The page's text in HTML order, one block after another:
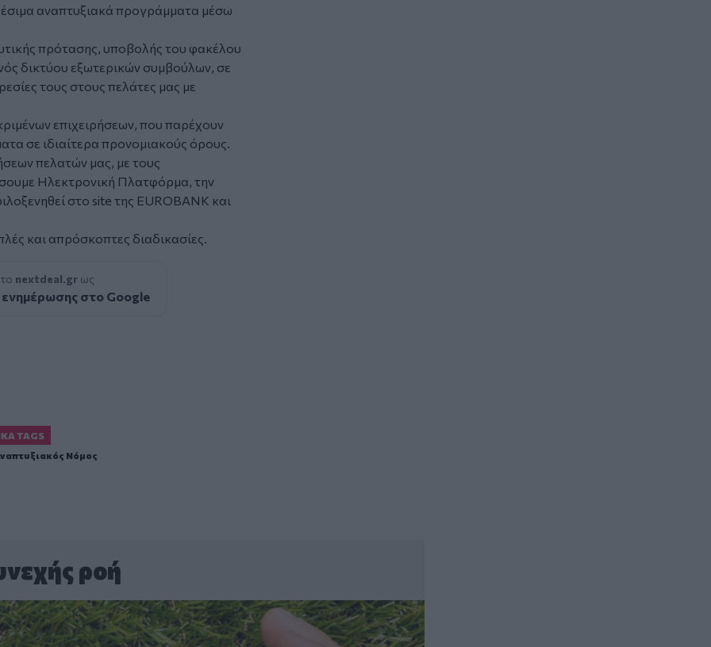
αναπτυξιακά προγράμματα μέσω
πρότασης, υποβολής του φακέλου
δικτύου εξωτερικών συμβούλων, σε
τους στους πελάτες μας με
επιχειρήσεων, που παρέχουν
σε ιδιαίτερα προνομιακούς όρους.
πελατών μας, με τους
Ηλεκτρονική Πλατφόρμα, την
στο site της EUROBANK και
και απρόσκοπτες διαδικασίες.
nextdeal.grως
στο Google
TAGS
Νόμος
ροή